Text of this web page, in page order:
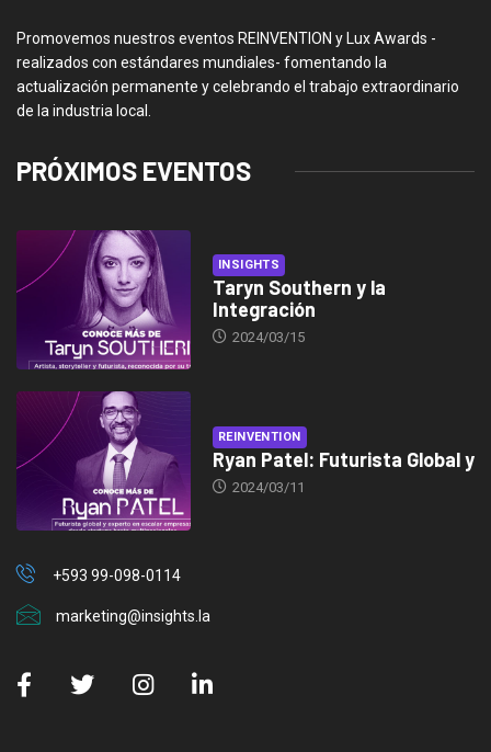
Promovemos nuestros eventos REINVENTION y Lux Awards -
realizados con estándares mundiales- fomentando la
actualización permanente y celebrando el trabajo extraordinario
de la industria local.
PRÓXIMOS EVENTOS
INSIGHTS
Taryn Southern y la
Integración
2024/03/15
REINVENTION
Ryan Patel: Futurista Global y
2024/03/11
+593 99-098-0114
marketing@insights.la